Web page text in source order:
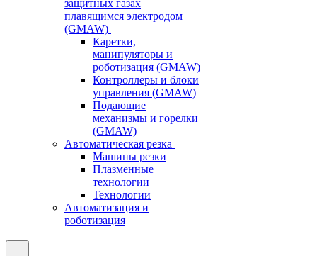
защитных газах
плавящимся электродом
(GMAW)
Каретки,
манипуляторы и
роботизация (GMAW)
Контроллеры и блоки
управления (GMAW)
Подающие
механизмы и горелки
(GMAW)
Автоматическая резка
Машины резки
Плазменные
технологии
Технологии
Автоматизация и
роботизация